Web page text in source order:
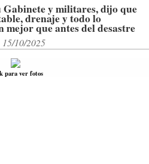
y militares, dijo que
drenaje y todo lo
mejor que antes del desastre
10/2025
para ver fotos